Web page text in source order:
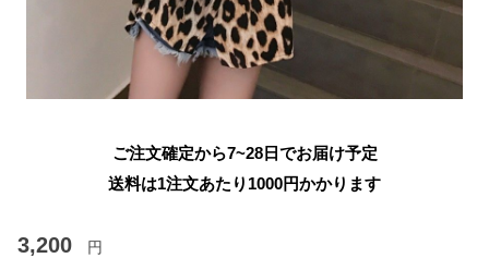
ご注文確定から7~28日でお届け予定
送料は1注文あたり 1000円かかります
3,200 円